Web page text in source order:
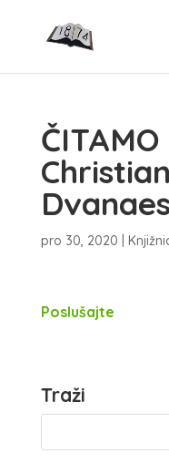
pro 30, 2020
Poslušajte
Traži